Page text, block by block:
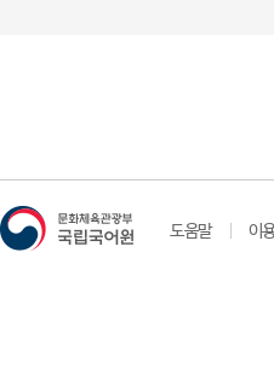
도움말 이